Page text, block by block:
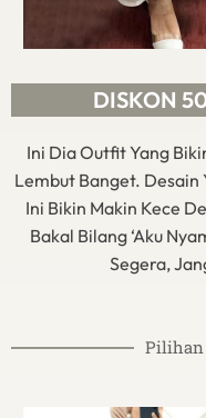
DISKON
Ini Dia Outfit Yang
Lembut Banget.
Ini Bikin Makin Kece
Bakal Bilang ‘Aku
Segera,
Pilihan